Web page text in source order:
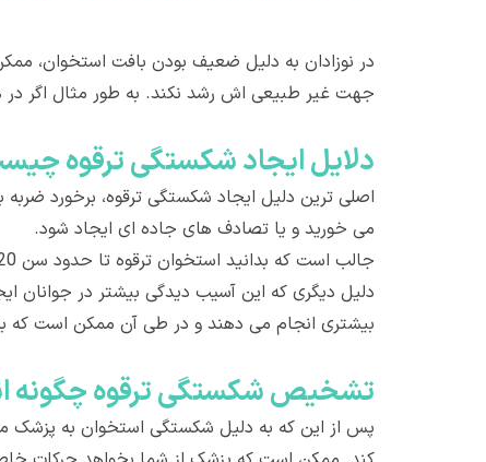
در نوزادان به دلیل ضعیف بودن بافت استخوان،
جهت غیر طبیعی اش رشد نکند. به طور مثال اگر در
دلايل ايجاد شکستگی ترقوه
اصلی ترین دلیل ایجاد شکستگی ترقوه، برخورد
می خورید و یا تصادف های جاده ای ایجاد شود.
دلیل دیگری که این آسیب دیدگی بیشتر در جوانان
بیشتری انجام می دهند و در طی آن ممکن است که
تشخيص شکستگی ترقوه چگونه
پس از این که به دلیل شکستگی استخوان به پزشک